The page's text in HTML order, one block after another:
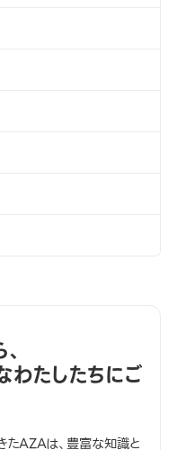
わたしたちにご
たAZAは、豊富な知識と